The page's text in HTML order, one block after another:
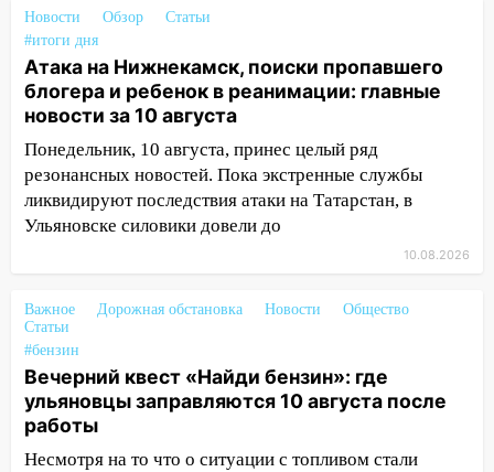
«Калину» в Новом городе
10:11 Во время атаки беспилотников в
Нижнекамске погибли люди: в
республике объявили траур
10:06 За выходные выпало больше
месячной нормы осадков и упало 111
деревьев в Ульяновске
В Кузоватово ураганный ветер
09:20
машину в Ульяновске попал на видео
09:16 Утро ульяновских водителей
началось с «глухой» пробки на старом
мосту
Новости Обзор
Статьи
#итоги дня
Атака на Нижнекамск, поиски пропавшего
блогера и ребенок в реанимации: главные
новости за 10 августа
Понедельник, 10 августа, принес целый ряд
резонансных новостей. Пока экстренные службы
ликвидируют последствия атаки на Татарстан, в
Ульяновске силовики довели до
10.08.2026
Важное Дорожная обстановка Новости
Общество
Статьи
#бензин
Вечерний квест «Найди бензин»: где
ульяновцы заправляются 10 августа после
работы
Несмотря на то что о ситуации с топливом стали